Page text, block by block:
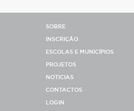
SOBRE
INSCRIÇÃO
ESCOLAS E MUNICÍPIOS
PROJETOS
NOTICIAS
CONTACTOS
LOGIN